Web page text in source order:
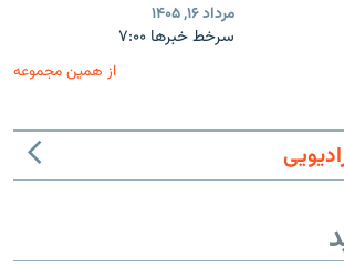
مرداد ۱۶, ۱۴۰۵
سرخط خبرها ۷:۰۰
از همین مجموعه